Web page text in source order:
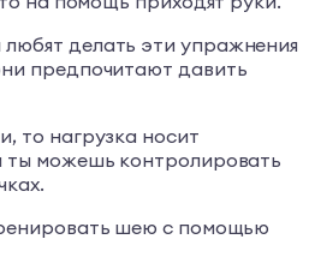
делать эти упражнения
предпочитают давить
то нагрузка носит
ты можешь контролировать
шею с помощью